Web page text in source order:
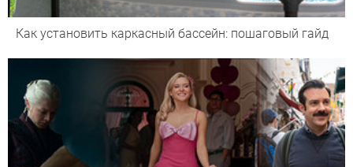
Как установить каркасный бассейн: пошаговый гайд